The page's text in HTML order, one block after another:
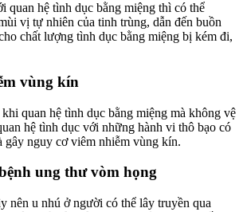
quan hệ tình dục bằng miệng thì có thể
vị tự nhiên của tinh trùng, dẫn đến buồn
chất lượng tình dục bằng miệng bị kém đi,
vùng kín
quan hệ tình dục bằng miệng mà không vệ
hệ tình dục với những hành vi thô bạo có
gây nguy cơ viêm nhiễm vùng kín.
ung thư vòm họng
nên u nhú ở người có thể lây truyền qua